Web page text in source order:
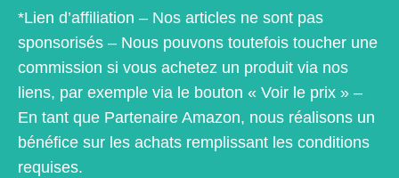
*Lien d’affiliation – Nos articles ne sont pas
sponsorisés – Nous pouvons toutefois toucher une
commission si vous achetez un produit via nos
liens, par exemple via le bouton « Voir le prix » –
En tant que Partenaire Amazon, nous réalisons un
bénéfice sur les achats remplissant les conditions
requises.